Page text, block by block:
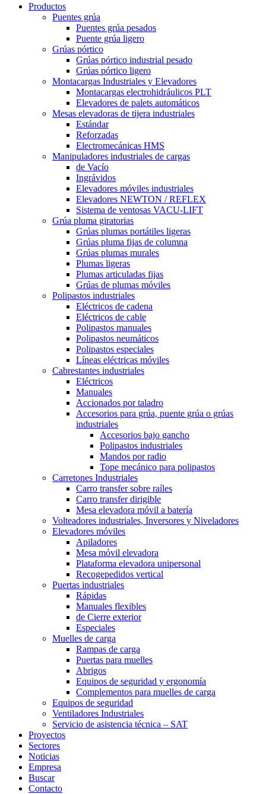
Productos
Puentes grúa
Puentes grúa pesados
Puente grúa ligero
Grúas pórtico
Grúas pórtico industrial pesado
Grúas pórtico ligero
Montacargas Industriales y Elevadores
Montacargas electrohidráulicos PLT
Elevadores de palets automáticos
Mesas elevadoras de tijera industriales
Estándar
Reforzadas
Electromecánicas HMS
Manipuladores industriales de cargas
de Vacío
Ingrávidos
Elevadores móviles industriales
Elevadores NEWTON / REFLEX
Sistema de ventosas VACU-LIFT
Grúa pluma giratorias
Grúas plumas portátiles ligeras
Grúas pluma fijas de columna
Grúas plumas murales
Plumas ligeras
Plumas articuladas fijas
Grúas de plumas móviles
Polipastos industriales
Eléctricos de cadena
Eléctricos de cable
Polipastos manuales
Polipastos neumáticos
Polipastos especiales
Líneas eléctricas móviles
Cabrestantes industriales
Eléctricos
Manuales
Accionados por taladro
Accesorios para grúa, puente grúa o grúas
industriales
Accesorios bajo gancho
Polipastos industriales
Mandos por radio
Tope mecánico para polipastos
Carretones Industriales
Carro transfer sobre raíles
Carro transfer dirigible
Mesa elevadora móvil a batería
Volteadores industriales, Inversores y Niveladores
Elevadores móviles
Apiladores
Mesa móvil elevadora
Plataforma elevadora unipersonal
Recogepedidos vertical
Puertas industriales
Rápidas
Manuales flexibles
de Cierre exterior
Especiales
Muelles de carga
Rampas de carga
Puertas para muelles
Abrigos
Equipos de seguridad y ergonomía
Complementos para muelles de carga
Equipos de seguridad
Ventiladores Industriales
Servicio de asistencia técnica – SAT
Proyectos
Sectores
Noticias
Empresa
Buscar
Contacto